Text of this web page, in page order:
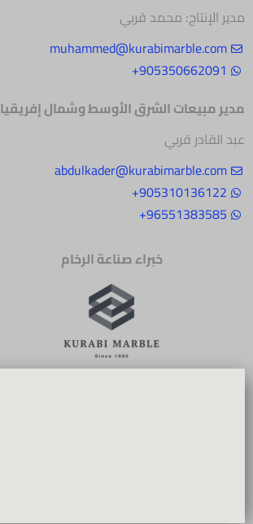
مدير الإنتاج: محمد قربي
muhammed@kurabimarble.com
905350662091+
مدير مبيعات الشرقالأوسط وشمال إفريقيا
عبد القادر قربي
abdulkader@kurabimarble.com
905310136122+
96551383585+
خبراء صناعة الرخام